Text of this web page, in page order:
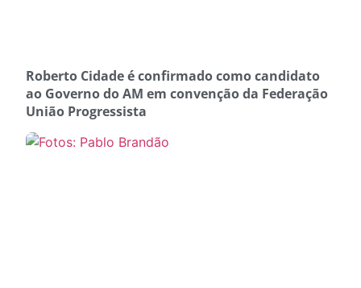
Roberto Cidade é confirmado como candidato
ao Governo do AM em convenção da Federação
União Progressista